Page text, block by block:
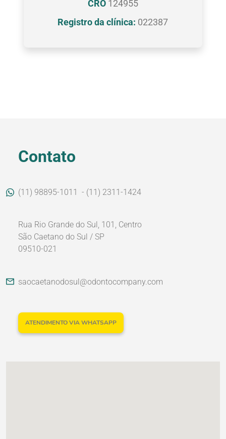
CRO124955
Registro da clínica: 022387
Contato
(11) 98895-1011 - (11) 2311-1424
Rua Rio Grande do Sul, 101, Centro
São Caetano do Sul / SP
09510-021
saocaetanodosul@odontocompany.com
ATENDIMENTO VIA WHATSAPP